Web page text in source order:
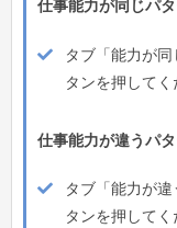
仕事能力が同じパ
タブ「能力が
タンを押してく
仕事能力が違うパ
タブ「能力が
タンを押してく